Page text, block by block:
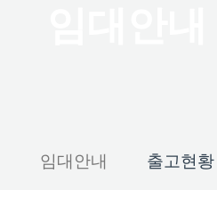
임대안내 출고현황